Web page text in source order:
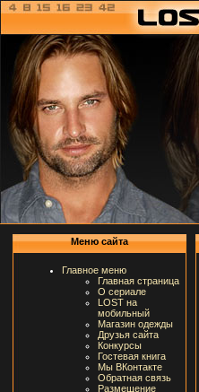
Меню сайта
Главное меню
Главная страница
О сериале
LOST на
мобильный
Магазин одежды
Друзья сайта
Конкурсы
Гостевая книга
Мы ВКонтакте
Обратная связь
Размещение